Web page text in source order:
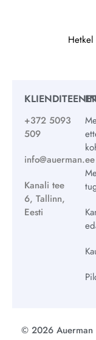
+372 5093
509
info@auerman.ee
Kanali tee
6, Tallinn,
Eesti
© 2026 Auerman